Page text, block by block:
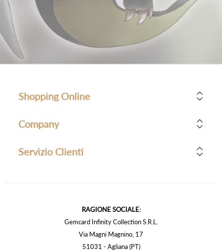
Shopping Online
Company
Servizio Clienti
RAGIONE SOCIALE:
Gemcard Infinity Collection S.R.L.
Via Magni Magnino, 17
51031 - Agliana (PT)